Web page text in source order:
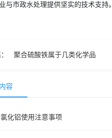
与市政水处理提供坚实的技术支持。
聚合硫酸铁属于几类化学品
容
化铝使用注意事项